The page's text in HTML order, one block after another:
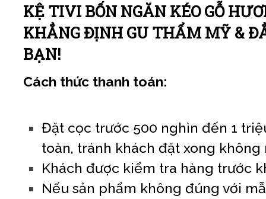
KỆ TIVI BỐN NGĂN KÉO GỖ
KHẲNG ĐỊNH GU THẨM MỸ &
BẠN!
Cách thức thanh toán:
Đặt cọc trước 500 nghìn đến 1
toàn, tránh khách đặt xong không
Khách được kiểm tra hàng trước
Nếu sản phẩm không đúng với